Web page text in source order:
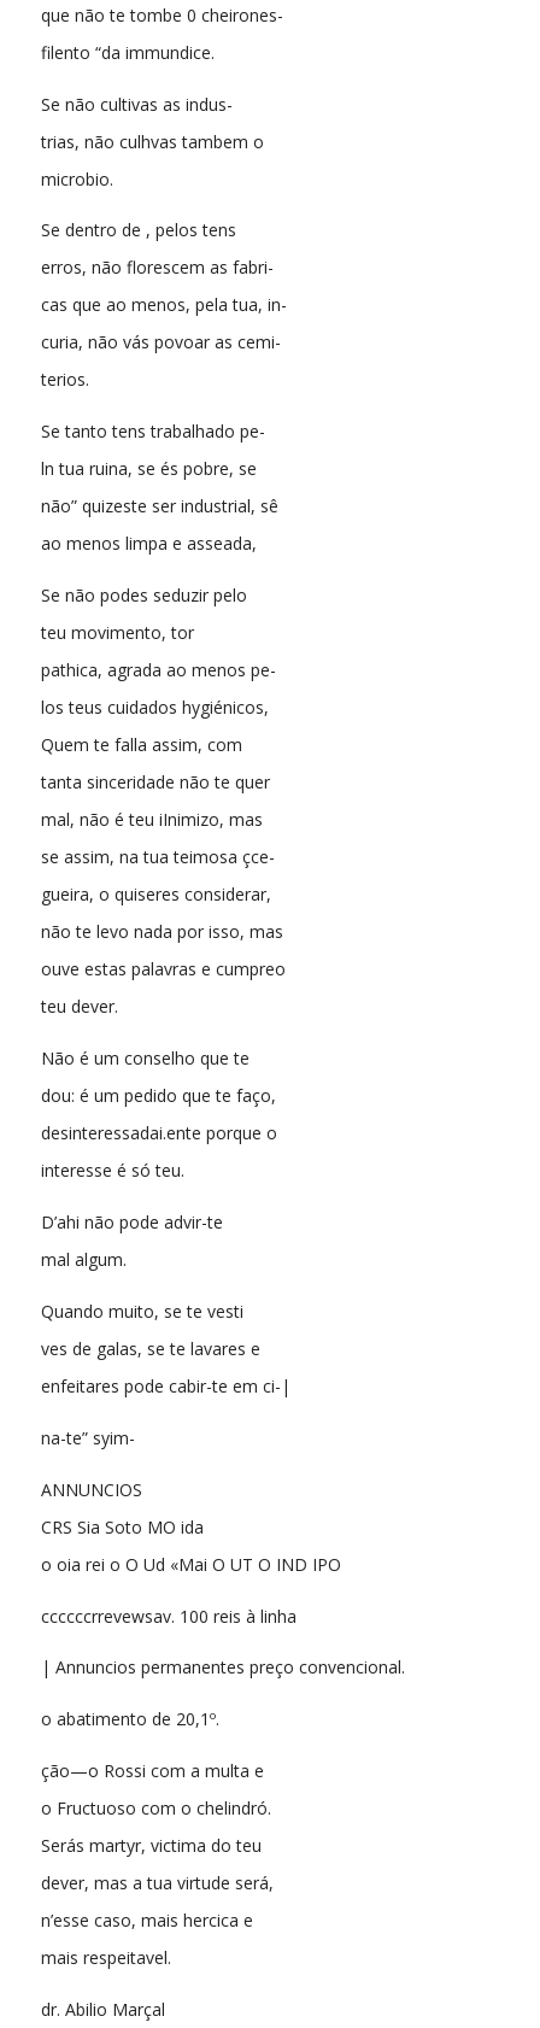
que não te tombe 0 cheirones-
filento “da immundice.
Se não cultivas as indus-
trias, não culhvas tambem o
microbio.
Se dentro de , pelos tens
erros, não florescem as fabri-
cas que ao menos, pela tua, in-
curia, não vás povoar as cemi-
terios.
Se tanto tens trabalhado pe-
ln tua ruina, se és pobre, se
não” quizeste ser industrial, sê
ao menos limpa e asseada,
Se não podes seduzir pelo
teu movimento, tor
pathica, agrada ao menos pe-
los teus cuidados hygiénicos,
Quem te falla assim, com
tanta sinceridade não te quer
mal, não é teu iInimizo, mas
se assim, na tua teimosa çce-
gueira, o quiseres considerar,
não te levo nada por isso, mas
ouve estas palavras e cumpreo
teu dever.
Não é um conselho que te
dou: é um pedido que te faço,
desinteressadai.ente porque o
interesse é só teu.
D’ahi não pode advir-te
mal algum.
Quando muito, se te vesti
ves de galas, se te lavares e
enfeitares pode cabir-te em ci-|
na-te” syim-
ANNUNCIOS
CRS Sia Soto MO ida
o oia rei o O Ud «Mai O UT O IND IPO
ccccccrrevewsav. 100 reis à linha
| Annuncios permanentes preço convencional.
o abatimento de 20,1º.
ção—o Rossi com a multa e
o Fructuoso com o chelindró.
Serás martyr, victima do teu
dever, mas a tua virtude será,
n’esse caso, mais hercica e
mais respeitavel.
dr. Abilio Marçal